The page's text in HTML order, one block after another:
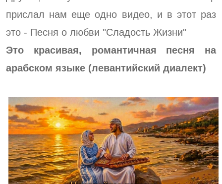
прислал нам еще одно видео, и в этот раз
это - Песня о любви "Сладость Жизни"
Это красивая, романтичная песня на
арабском языке (левантийский диалект)